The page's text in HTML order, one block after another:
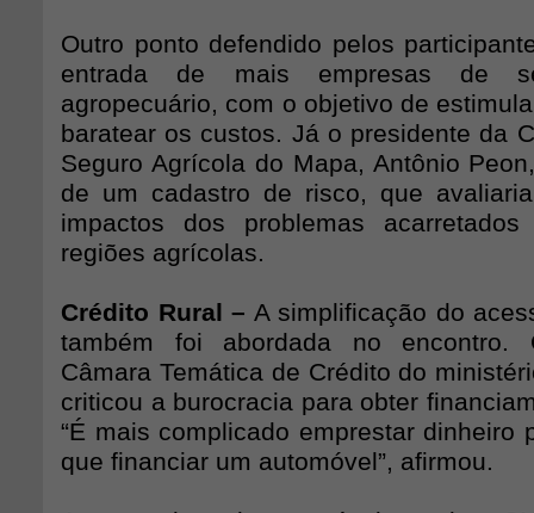
Outro ponto defendido pelos
entrada de mais empresas de
agropecuário, com o objetivo de
baratear os custos. Já o presidente da
Seguro Agrícola do Mapa, Antônio
de um cadastro de risco, que
impactos dos problemas
regiões agrícolas.
Crédito Rural – A simplificação do
também foi abordada no encontro.
Câmara Temática de Crédito do
criticou a burocracia para obter
“É mais complicado emprestar dinheiro
que financiar um automóvel”, afirmou.